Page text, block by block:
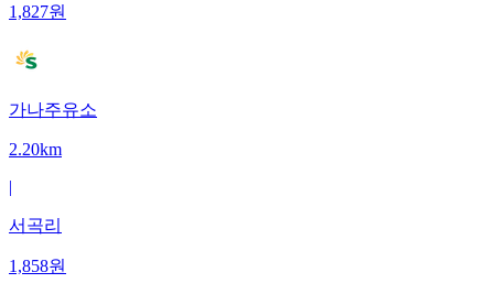
1,827원
가나주유소
2.20km
|
서곡리
1,858원